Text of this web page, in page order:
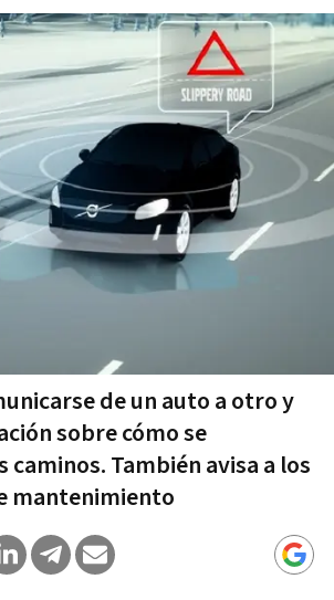
de un auto a otro y
sobre cómo se
caminos. También avisa a los
mantenimiento